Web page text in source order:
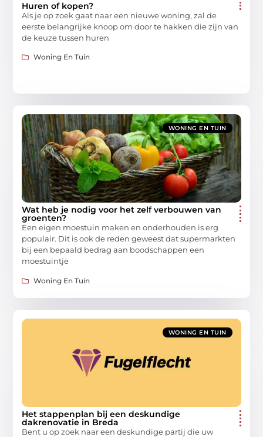
Huren of kopen?
Als je op zoek gaat naar een nieuwe woning, zal de
eerste belangrijke knoop om door te hakken die zijn van
de keuze tussen huren
Woning En Tuin
WONING EN TUIN
Wat heb je nodig voor het zelf verbouwen van
groenten?
Een eigen moestuin maken en onderhouden is erg
populair. Dit is ook de reden geweest dat supermarkten
bij een bepaald bedrag aan boodschappen een
moestuintje
Woning En Tuin
WONING EN TUIN
Het stappenplan bij een deskundige
dakrenovatie in Breda
Bent u op zoek naar een deskundige partij die uw